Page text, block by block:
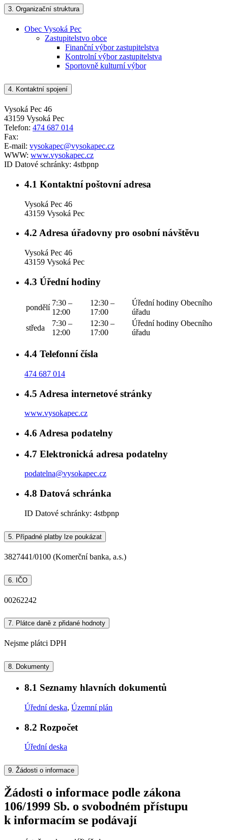
3. Organizační struktura
Obec Vysoká Pec
Zastupitelstvo obce
Finanční výbor zastupitelstva
Kontrolní výbor zastupitelstva
Sportovně kulturní výbor
4. Kontaktní spojení
Vysoká Pec 46
43159 Vysoká Pec
Telefon: 474 687 014
Fax:
E-mail: vysokapec@vysokapec.cz
WWW: www.vysokapec.cz
ID Datové schránky: 4stbpnp
4.1 Kontaktní poštovní adresa
Vysoká Pec 46
43159 Vysoká Pec
4.2 Adresa úřadovny pro osobní návštěvu
Vysoká Pec 46
43159 Vysoká Pec
4.3 Úřední hodiny
pondělí
7:30 –
12:00
12:30 –
17:00
Úřední hodiny Obecního
úřadu
středa
7:30 –
12:00
12:30 –
17:00
Úřední hodiny Obecního
úřadu
4.4 Telefonní čísla
474 687 014
4.5 Adresa internetové stránky
www.vysokapec.cz
4.6 Adresa podatelny
4.7 Elektronická adresa podatelny
podatelna@vysokapec.cz
4.8 Datová schránka
ID Datové schránky: 4stbpnp
5. Případné platby lze poukázat
3827441/0100 (Komerční banka, a.s.)
6. IČO
00262242
7. Plátce daně z přidané hodnoty
Nejsme plátci DPH
8. Dokumenty
8.1 Seznamy hlavních dokumentů
Úřední deska, Územní plán
8.2 Rozpočet
Úřední deska
9. Žádosti o informace
Žádosti o informace podle zákona
106/1999 Sb. o svobodném přístupu
k informacím se podávají